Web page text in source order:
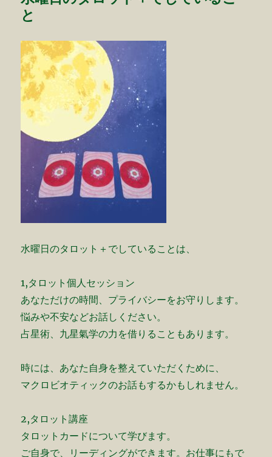
と
水曜日のタロット＋でしていることは、
1,タロット個人セッション
あなただけの時間、プライバシーをお守りします。
悩みや不安などお話しください。
占星術、九星氣学の力を借りることもあります。
時には、あなた自身を整えていただくために、
マクロビオティックのお話もするかもしれません。
2,タロット講座
タロットカードについて学びます。
ご自身で、リーディングができます。お仕事にもで